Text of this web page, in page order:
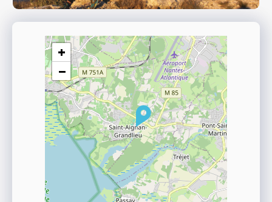
+
−